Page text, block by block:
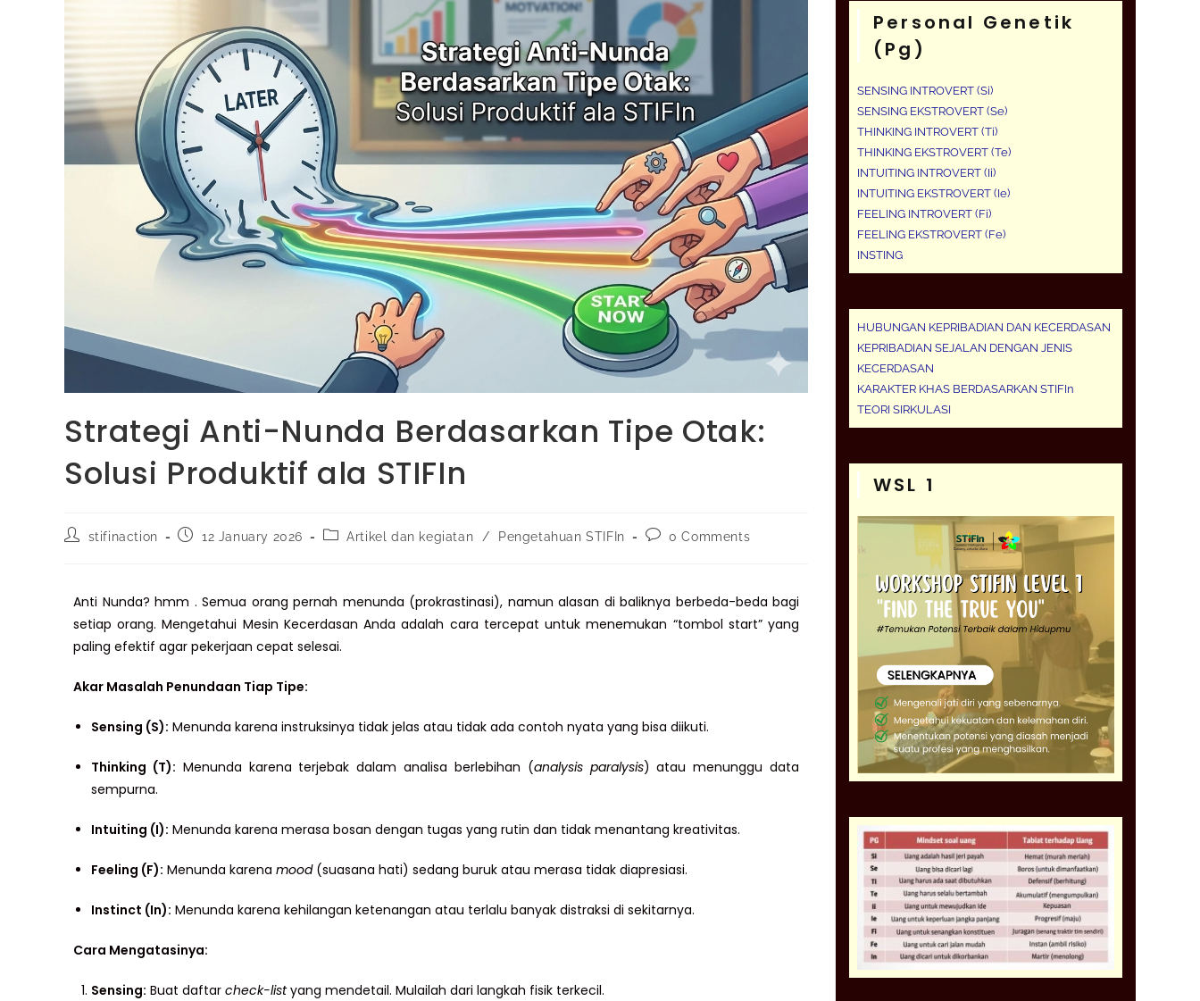
Strategi Anti-Nunda Berdasarkan Tipe Otak:
Solusi Produktif ala STIFIn
stifinaction 12 January 2026 Artikel dan kegiatan / Pengetahuan STIFIn 0 Comments
Anti Nunda? hmm . Semua orang pernah menunda (prokrastinasi), namun alasan di baliknya berbeda-beda bagi
setiap orang. Mengetahui Mesin Kecerdasan Anda adalah cara tercepat untuk menemukan “tombol start” yang
paling efektif agar pekerjaan cepat selesai.
Akar Masalah Penundaan Tiap Tipe:
Sensing (S): Menunda karena instruksinya tidak jelas atau tidak ada contoh nyata yang bisa diikuti.
Thinking (T): Menunda karena terjebak dalam analisa berlebihan (analysis paralysis) atau menunggu data
sempurna.
Intuiting (I): Menunda karena merasa bosan dengan tugas yang rutin dan tidak menantang kreativitas.
Feeling (F): Menunda karena mood(suasana hati) sedang buruk atau merasa tidak diapresiasi.
Instinct (In): Menunda karena kehilangan ketenangan atau terlalu banyak distraksi di sekitarnya.
Cara Mengatasinya:
Sensing: Buat daftar check-listyang mendetail. Mulailah dari langkah fisik terkecil.
Personal Genetik
(pg)
SENSING INTROVERT (Si)
SENSING EKSTROVERT (Se)
THINKING INTROVERT (Ti)
THINKING EKSTROVERT (Te)
INTUITING INTROVERT (Ii)
INTUITING EKSTROVERT (Ie)
FEELING INTROVERT (Fi)
FEELING EKSTROVERT (Fe)
INSTING
HUBUNGAN KEPRIBADIAN DAN KECERDASAN
KEPRIBADIAN SEJALAN DENGAN JENIS
KECERDASAN
KARAKTER KHAS BERDASARKAN STIFIn
TEORI SIRKULASI
WSL 1